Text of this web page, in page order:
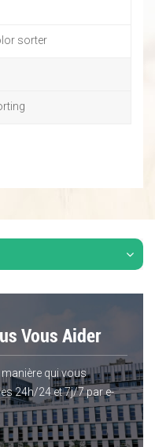
sorter
Vous Aider
qui vous
24h/24 et 7j/7 par e-